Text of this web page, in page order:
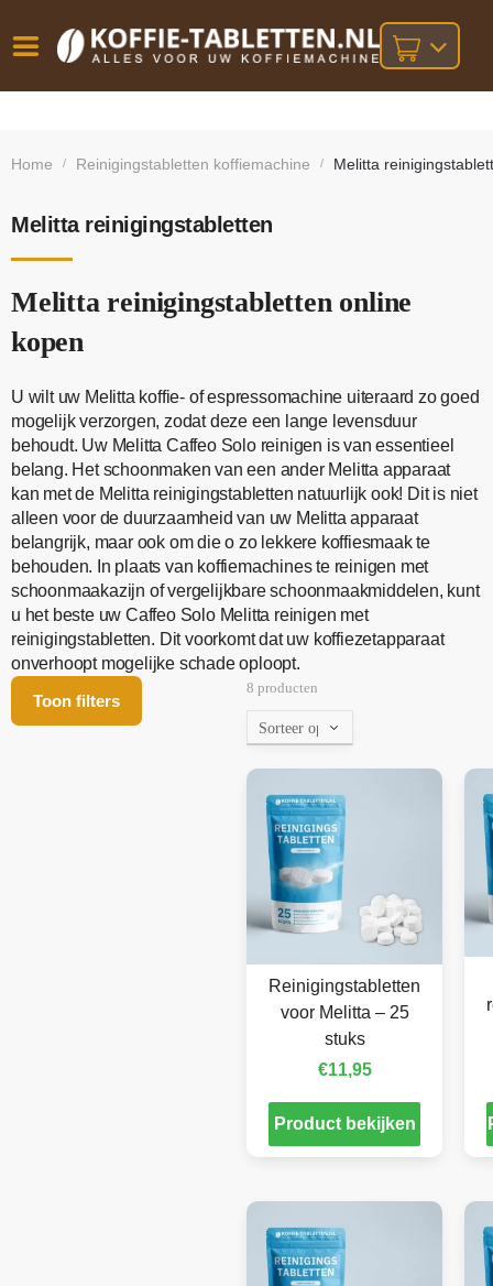
besteld,
bij orders
Home / Reinigingstabletten koffiemachine / Melitta
Melitta reinigingstabletten
Melitta reinigingstabletten online
kopen
U wilt uw Melitta koffie- of espressomachine uiteraard zo goed
mogelijk verzorgen, zodat deze een lange levensduur
behoudt. Uw Melitta Caffeo Solo reinigen is van essentieel
belang. Het schoonmaken van een ander Melitta apparaat
kan met de Melitta reinigingstabletten natuurlijk ook! Dit is niet
alleen voor de duurzaamheid van uw Melitta apparaat
belangrijk, maar ook om die o zo lekkere koffiesmaak te
behouden. In plaats van koffiemachines te reinigen met
schoonmaakazijn of vergelijkbare schoonmaakmiddelen, kunt
u het beste uw Caffeo Solo Melitta reinigen met
reinigingstabletten. Dit voorkomt dat uw koffiezetapparaat
onverhoopt mogelijke schade oploopt.
Toon filters
8 producten
Reinigingstabletten
voor Melitta – 25
stuks
€11,95
Product bekijken